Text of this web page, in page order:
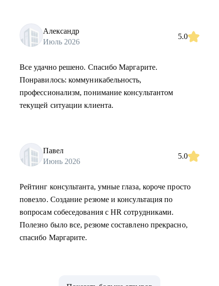
Александр
Июль 2026
5.0
Все удачно решено. Спасибо Маргарите.
Понравилось: коммуникабельность,
профессионализм, понимание консультантом
текущей ситуации клиента.
Павел
Июнь 2026
5.0
Рейтинг консультанта, умные глаза, короче просто
повезло. Создание резюме и консультация по
вопросам собеседования с HR сотрудниками.
Полезно было все, резюме составлено прекрасно,
спасибо Маргарите.